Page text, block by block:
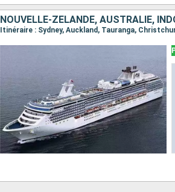
NOUVELLE-ZÉLANDE, AUSTRALIE,